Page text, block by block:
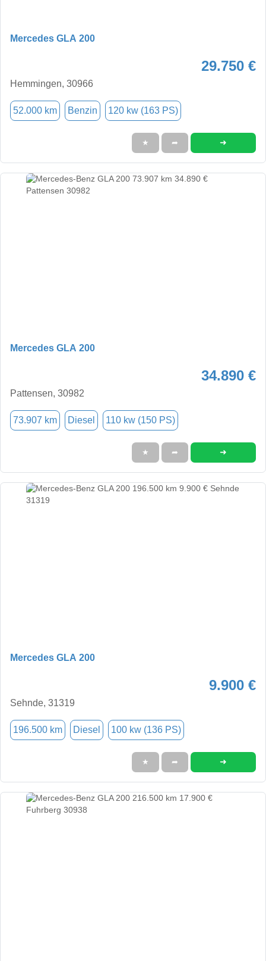
Mercedes GLA 200
29.750 €
Hemmingen, 30966
52.000 km Benzin 120 kw (163 PS)
★ ➦ ➜
Mercedes GLA 200
34.890 €
Pattensen, 30982
73.907 km Diesel 110 kw (150 PS)
★ ➦ ➜
Mercedes GLA 200
9.900 €
Sehnde, 31319
196.500 km Diesel 100 kw (136 PS)
★ ➦ ➜